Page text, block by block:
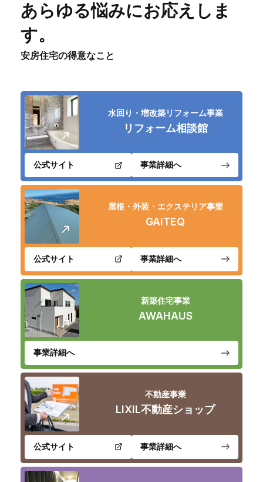
協力会社募集
お問い合わせ
あらゆる悩みにお応えしま
す。
安房住宅の得意なこと
水回り・増改築リフォーム事業
リフォーム相談館
公式サイト 事業詳細へ
屋根・外装・エクステリア事業
GAITEQ
公式サイト 事業詳細へ
新築住宅事業
AWAHAUS
事業詳細へ
不動産事業
LIXIL不動産ショップ
公式サイト 事業詳細へ